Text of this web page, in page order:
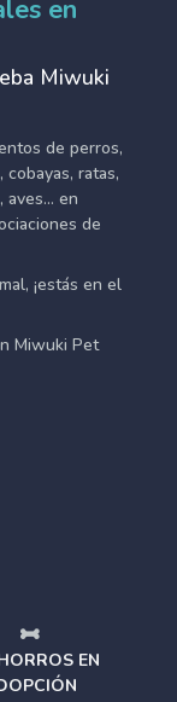
en
Miwuki
de perros,
ratas,
en
de
¡estás en el
Miwuki Pet
EN